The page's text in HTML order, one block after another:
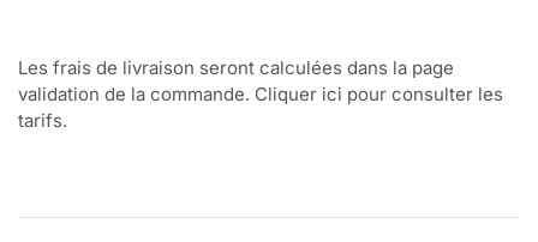
Les frais de livraison seront calculées dans la page
validation de la commande. Cliquer ici pour consulter les
tarifs.